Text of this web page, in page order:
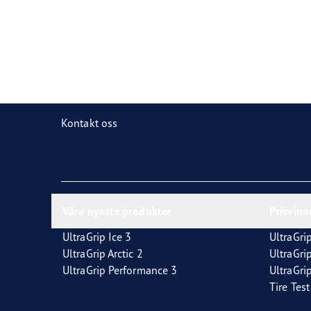
Kontakt oss
UltraGrip Ice 3
UltraGrip Arctic 2
UltraGrip Performance 3
Tire